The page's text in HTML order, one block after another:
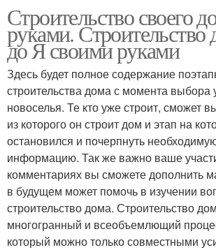
Строительство своего
руками. Строительство
до Я своими руками
Здесь будет полное содержание
строительства дома с момента выбора
новоселья. Те кто уже строит, сможет
из которого он строит дом и этап на
остановился и почерпнуть
информацию. Так же важно ваше
комментариях вы сможете дополнить
в будущем может помочь в изучении
строительство дома. Строительство
многогранный и всеобъемлющий
который можно только совместными